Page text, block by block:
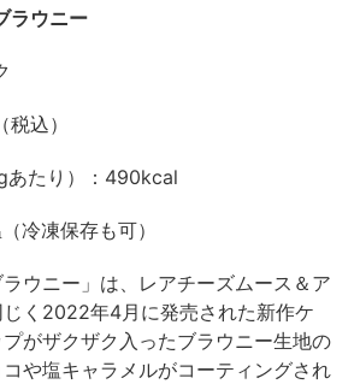
ウニー
込）
たり）：490kcal
冷凍保存も可）
ラウニー」は、レアチーズムース＆ア
く2022年4月に発売された新作ケ
がザクザク入ったブラウニー生地の
コや塩キャラメルがコーティングされ